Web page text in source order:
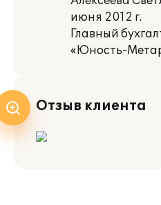
июня 2012 г.
Главный
«Юность-
Отзыв клиента